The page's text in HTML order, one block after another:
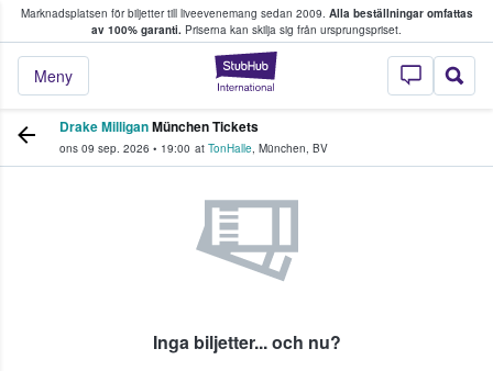
Marknadsplatsen för biljetter till liveevenemang sedan 2009. Alla beställningar omfattas
av 100% garanti. Priserna kan skilja sig från ursprungspriset.
StubHub – där
Meny
köper och säljer biljetter.
Drake MilliganMünchen Tickets
ons 09 sep. 2026 • 19:00 at TonHalle, München, BV
Inga biljetter... och nu?